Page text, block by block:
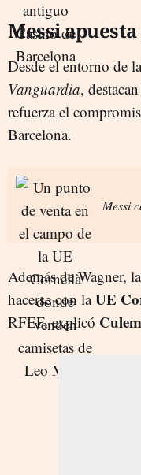
Messi
Desde el entorno de
Vanguardia,
refuerza el
Barcelona.
Messi
Además de Wagner,
hacerse con laUE
RFEF, explicó